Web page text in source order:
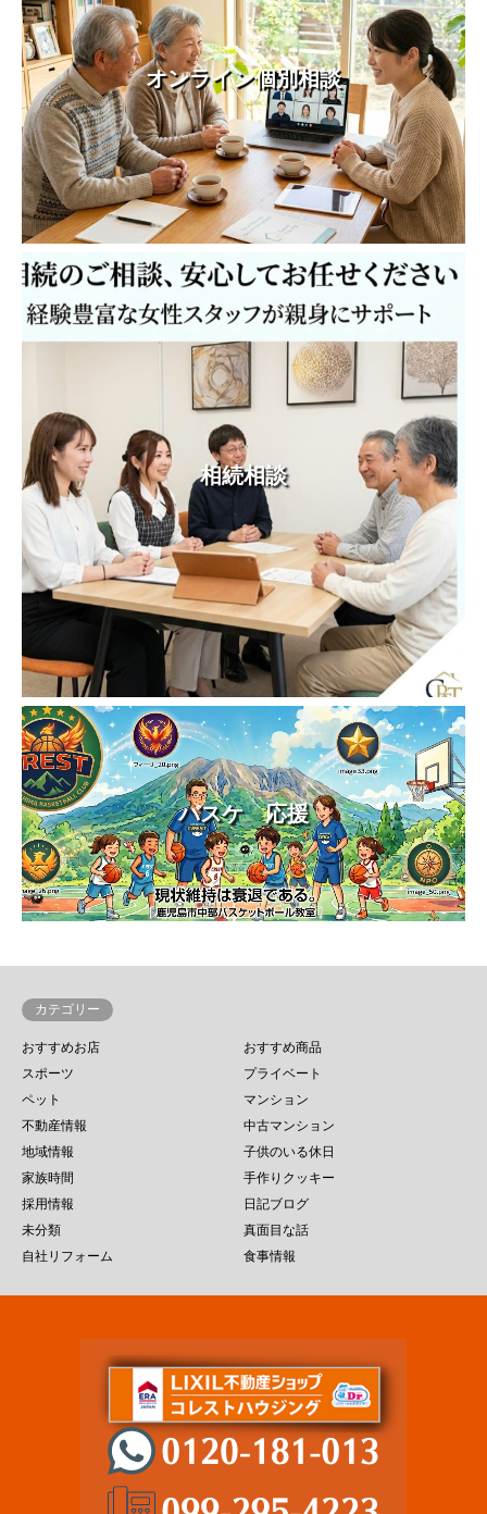
オンライン個別相談
相続相談
バスケ 応援
カテゴリー
おすすめお店
おすすめ商品
スポーツ
プライベート
ペット
マンション
不動産情報
中古マンション
地域情報
子供のいる休日
家族時間
手作りクッキー
採用情報
日記ブログ
未分類
真面目な話
自社リフォーム
食事情報